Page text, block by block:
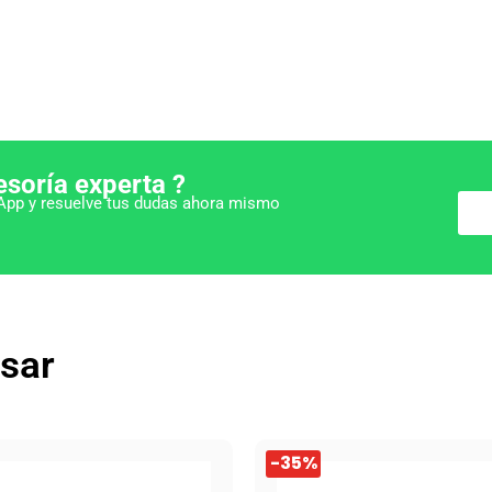
experta ?
y resuelve tus dudas ahora mismo
-35%
El
precio
El
precio